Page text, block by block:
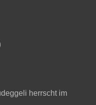
herrscht im